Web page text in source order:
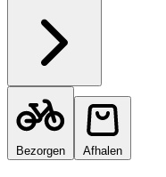
Bezorgen Afhalen